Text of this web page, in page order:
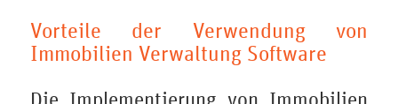
Vorteile der Verwendung von
Immobilien Verwaltung Software